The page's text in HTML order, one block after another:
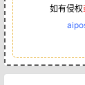
如有侵权